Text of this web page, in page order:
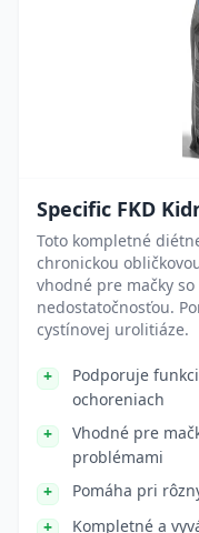
Specific FKD
Toto kompletné
chronickou
vhodné pre mačky
nedostatočnosťou.
cystínovej urolitiáze.
Podporuje
ochoreniach
Vhodné pre
problémami
Pomáha pri
Kompletné a